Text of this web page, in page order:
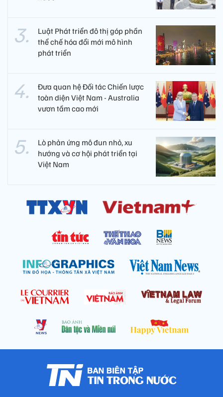
Luật Phát triển đô thị góp phần
thể chế hóa đổi mới mô hình
phát triển
Đưa quan hệ Đối tác Chiến lược
toàn diện Việt Nam - Australia
vươn tầm cao mới
Lò phản ứng mô đun nhỏ, xu
hướng và cơ hội phát triển tại
Việt Nam